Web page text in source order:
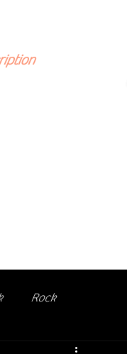
de passionnés !
Rock